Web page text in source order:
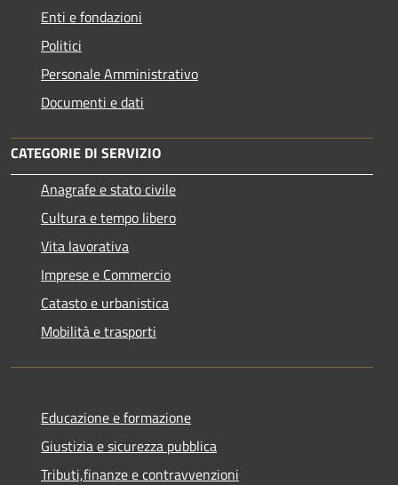
Enti e fondazioni
Politici
Personale Amministrativo
Documenti e dati
CATEGORIE DI SERVIZIO
Anagrafe e stato civile
Cultura e tempo libero
Vita lavorativa
Imprese e Commercio
Catasto e urbanistica
Mobilità e trasporti
Educazione e formazione
Giustizia e sicurezza pubblica
Tributi,finanze e contravvenzioni